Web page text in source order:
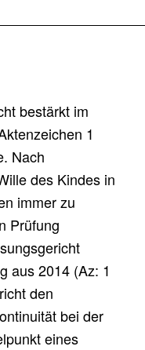
bestärkt im
1
Nach
des Kindes in
immer zu
Prüfung
aus 2014 (Az: 1
den
bei der
eines